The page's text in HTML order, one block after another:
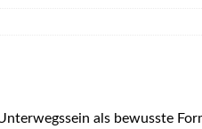
als bewusste